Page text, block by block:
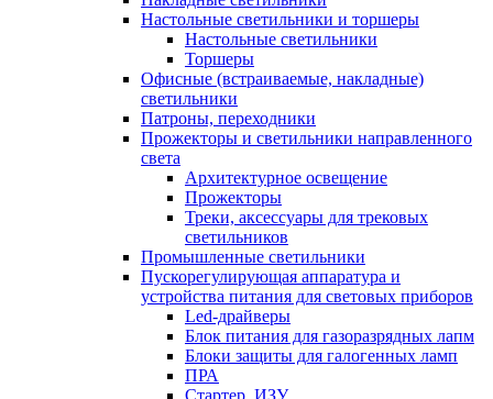
Настольные светильники и торшеры
Настольные светильники
Торшеры
Офисные (встраиваемые, накладные)
светильники
Патроны, переходники
Прожекторы и светильники направленного
света
Архитектурное освещение
Прожекторы
Треки, аксессуары для трековых
светильников
Промышленные светильники
Пускорегулирующая аппаратура и
устройства питания для световых приборов
Led-драйверы
Блок питания для газоразрядных лапм
Блоки защиты для галогенных ламп
ПРА
Стартер, ИЗУ